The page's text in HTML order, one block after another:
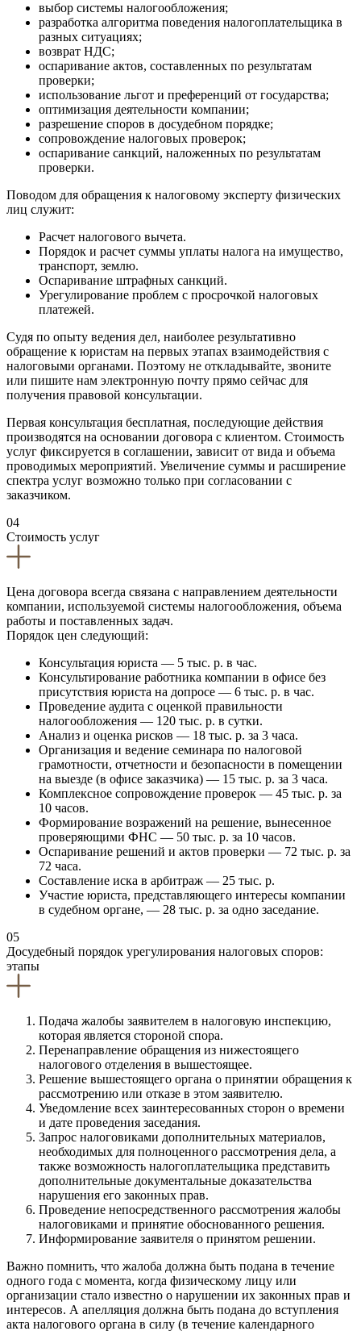
выбор системы налогообложения;
разработка алгоритма поведения налогоплательщика в
разных ситуациях;
возврат НДС;
оспаривание актов, составленных по результатам
проверки;
использование льгот и преференций от государства;
оптимизация деятельности компании;
разрешение споров в досудебном порядке;
сопровождение налоговых проверок;
оспаривание санкций, наложенных по результатам
проверки.
Поводом для обращения к налоговому эксперту физических
лиц служит:
Расчет налогового вычета.
Порядок и расчет суммы уплаты налога на имущество,
транспорт, землю.
Оспаривание штрафных санкций.
Урегулирование проблем с просрочкой налоговых
платежей.
Судя по опыту ведения дел, наиболее результативно
обращение к юристам на первых этапах взаимодействия с
налоговыми органами. Поэтому не откладывайте, звоните
или пишите нам электронную почту прямо сейчас для
получения правовой консультации.
Первая консультация бесплатная, последующие действия
производятся на основании договора с клиентом. Стоимость
услуг фиксируется в соглашении, зависит от вида и объема
проводимых мероприятий. Увеличение суммы и расширение
спектра услуг возможно только при согласовании с
заказчиком.
04
Стоимость услуг
Цена договора всегда связана с направлением деятельности
компании, используемой системы налогообложения, объема
работы и поставленных задач.
Порядок цен следующий:
Консультация юриста — 5 тыс. р. в час.
Консультирование работника компании в офисе без
присутствия юриста на допросе — 6 тыс. р. в час.
Проведение аудита с оценкой правильности
налогообложения — 120 тыс. р. в сутки.
Анализ и оценка рисков — 18 тыс. р. за 3 часа.
Организация и ведение семинара по налоговой
грамотности, отчетности и безопасности в помещении
на выезде (в офисе заказчика) — 15 тыс. р. за 3 часа.
Комплексное сопровождение проверок — 45 тыс. р. за
10 часов.
Формирование возражений на решение, вынесенное
проверяющими ФНС — 50 тыс. р. за 10 часов.
Оспаривание решений и актов проверки — 72 тыс. р. за
72 часа.
Составление иска в арбитраж — 25 тыс. р.
Участие юриста, представляющего интересы компании
в судебном органе, — 28 тыс. р. за одно заседание.
05
Досудебный порядок урегулирования налоговых споров:
этапы
Подача жалобы заявителем в налоговую инспекцию,
которая является стороной спора.
Перенаправление обращения из нижестоящего
налогового отделения в вышестоящее.
Решение вышестоящего органа о принятии обращения к
рассмотрению или отказе в этом заявителю.
Уведомление всех заинтересованных сторон о времени
и дате проведения заседания.
Запрос налоговиками дополнительных материалов,
необходимых для полноценного рассмотрения дела, а
также возможность налогоплательщика представить
дополнительные документальные доказательства
нарушения его законных прав.
Проведение непосредственного рассмотрения жалобы
налоговиками и принятие обоснованного решения.
Информирование заявителя о принятом решении.
Важно помнить, что жалоба должна быть подана в течение
одного года с момента, когда физическому лицу или
организации стало известно о нарушении их законных прав и
интересов. А апелляция должна быть подана до вступления
акта налогового органа в силу (в течение календарного